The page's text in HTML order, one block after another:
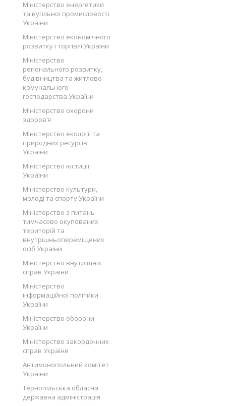
Міністерство енергетики
та вугільної промисловості
України
Міністерство економічного
розвитку і торгівлі України
Міністерство
регіонального розвитку,
будівництва та житлово-
комунального
господарства України
Міністерство охорони
здоров’я
Міністерство екології та
природних ресурсів
України
Міністерство юстиції
України
Міністерство культури,
молоді та спорту України
Міністерство з питань
тимчасово окупованих
територій та
внутрішньопереміщених
осіб України
Міністерство внутрішніх
справ України
Міністерство
інформаційної політики
України
Міністерство оборони
України
Міністерство закордонних
справ України
Антимонопольний комітет
України
Тернопільська обласна
державна адміністрація